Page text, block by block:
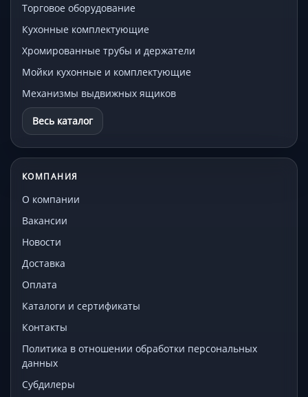
Торговое оборудование
Кухонные комплектующие
Хромированные трубы и держатели
Мойки кухонные и комплектующие
Механизмы выдвижных ящиков
Весь каталог
КОМПАНИЯ
О компании
Вакансии
Новости
Доставка
Оплата
Каталоги и сертификаты
Контакты
Политика в отношении обработки персональных
данных
Субдилеры